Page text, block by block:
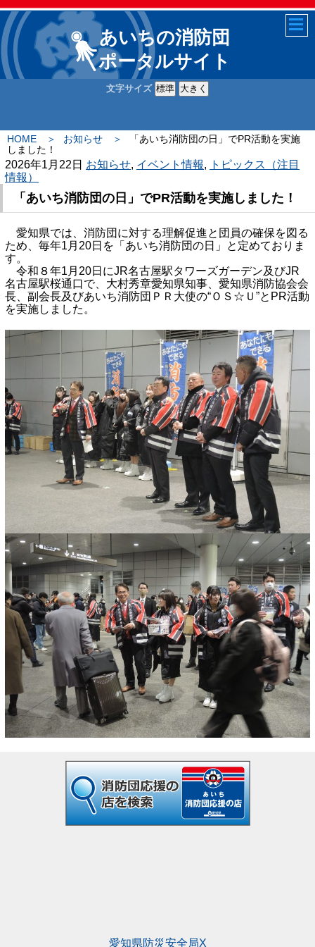
あいちの消防団
ポータルサイト
文字サイズ
HOME お知らせ
「あいち消防団の日」でPR活動を実施
しました！
2026年1月22日 お知らせ, イベント情報,
トピックス（注目
情報）
「あいち消防団の日」でPR活動を実施しました！
愛知県では、消防団に対する理解促進と団員の確保を図る
ため、毎年1月20日を「あいち消防団の日」と定めておりま
す。
令和８年1月20日にJR名古屋駅タワーズガーデン及びJR
名古屋駅桜通口で、大村秀章愛知県知事、愛知県消防協会会
長、副会長及びあいち消防団ＰＲ大使の“ＯＳ☆Ｕ”とPR活動
を実施しました。
愛知県防災安全局X